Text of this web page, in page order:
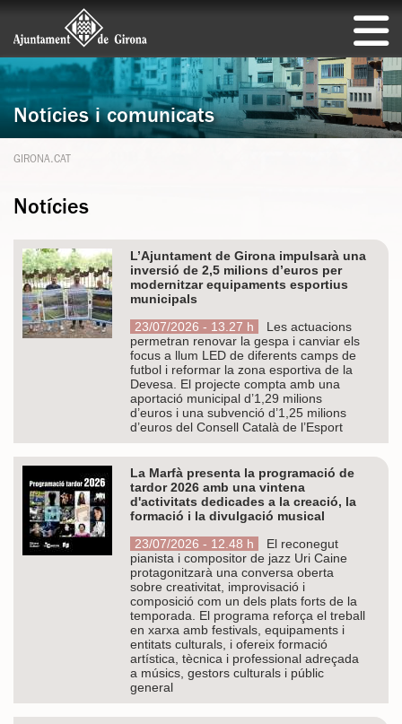
Notícies i comunicats
GIRONA.CAT
Notícies
L’Ajuntament de Girona impulsarà una
inversió de 2,5 milions d’euros per
modernitzar equipaments esportius
municipals
23/07/2026 - 13.27 h
Les actuacions
permetran renovar la gespa i canviar els
focus a llum LED de diferents camps de
futbol i reformar la zona esportiva de la
Devesa. El projecte compta amb una
aportació municipal d’1,29 milions
d’euros i una subvenció d’1,25 milions
d’euros del Consell Català de l’Esport
La Marfà presenta la programació de
tardor 2026 amb una vintena
d'activitats dedicades a la creació, la
formació i la divulgació musical
23/07/2026 - 12.48 h
El reconegut
pianista i compositor de jazz Uri Caine
protagonitzarà una conversa oberta
sobre creativitat, improvisació i
composició com un dels plats forts de la
temporada. El programa reforça el treball
en xarxa amb festivals, equipaments i
entitats culturals, i ofereix formació
artística, tècnica i professional adreçada
a músics, gestors culturals i públic
general